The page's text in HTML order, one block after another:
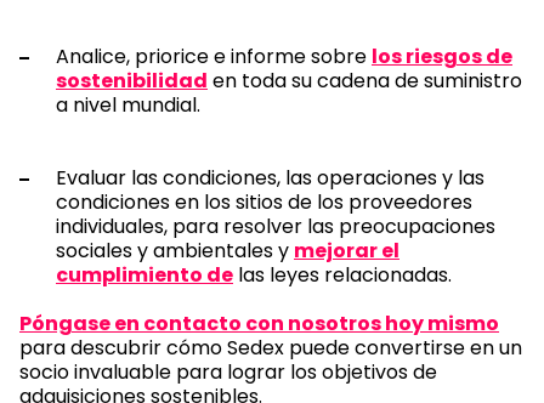
Analice, priorice e informe sobre los riesgos de
sostenibilidad en toda su cadena de suministro
a nivel mundial.
Evaluar las condiciones, las operaciones y las
condiciones en los sitios de los proveedores
individuales, para resolver las preocupaciones
sociales y ambientales y mejorar el
cumplimiento de las leyes relacionadas.
Póngase en contacto con nosotros hoy mismo
para descubrir cómo Sedex puede convertirse en un
socio invaluable para lograr los objetivos de
adquisiciones sostenibles.